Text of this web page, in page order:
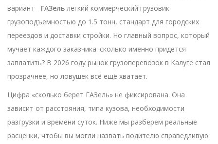
вариант - ГАЗель легкий коммерческий грузовик
грузоподъемностью до 1.5 тонн, стандарт для городских
переездов и доставки стройки. Но главный вопрос, который
мучает каждого заказчика: сколько именно придется
заплатить? В 2026 году рынок грузоперевозок в Калуге стал
прозрачнее, но ловушек всё ещё хватает.
Цифра «сколько берет ГАЗель» не фиксирована. Она
зависит от расстояния, типа кузова, необходимости
разгрузки и времени суток. Ниже мы разберем реальные
расценки, чтобы вы могли назвать водителю справедливую